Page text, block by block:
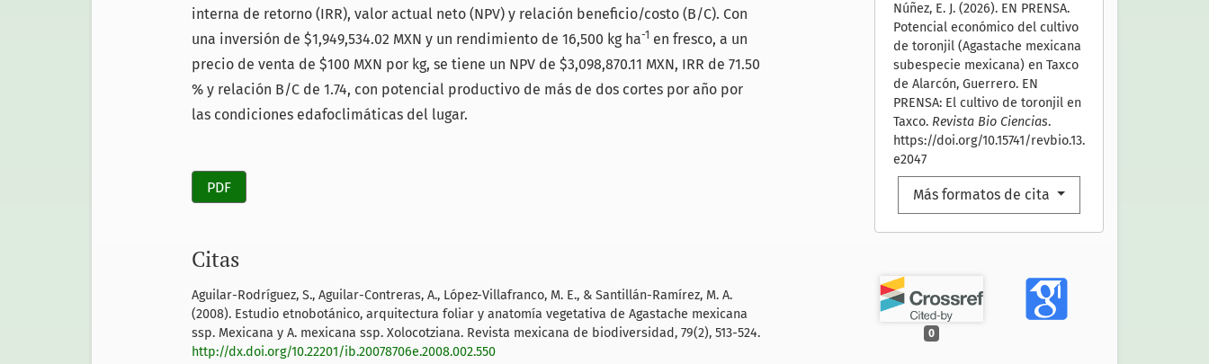
Núñez, E. J. (2026). EN PRENSA.
Potencial económico del cultivo
de toronjil (Agastache mexicana
subespecie mexicana) en Taxco
de Alarcón, Guerrero. EN
PRENSA: El cultivo de toronjil en
Taxco. Revista Bio Ciencias.
https://doi.org/10.15741/revbio.13.
e2047
Más formatos de cita
0
interna de retorno (IRR), valor actual neto (NPV) y relación beneficio/costo (B/C). Con
una inversión de $1,949,534.02 MXN y un rendimiento de 16,500 kg ha-1 en fresco, a un
precio de venta de $100 MXN por kg, se tiene un NPV de $3,098,870.11 MXN, IRR de 71.50
% y relación B/C de 1.74, con potencial productivo de más de dos cortes por año por
las condiciones edafoclimáticas del lugar.
PDF
Citas
Aguilar-Rodríguez, S., Aguilar-Contreras, A., López-Villafranco, M. E., & Santillán-Ramírez, M. A.
(2008). Estudio etnobotánico, arquitectura foliar y anatomía vegetativa de Agastache mexicana
ssp. Mexicana y A. mexicana ssp. Xolocotziana. Revista mexicana de biodiversidad, 79(2), 513-524.
http://dx.doi.org/10.22201/ib.20078706e.2008.002.550